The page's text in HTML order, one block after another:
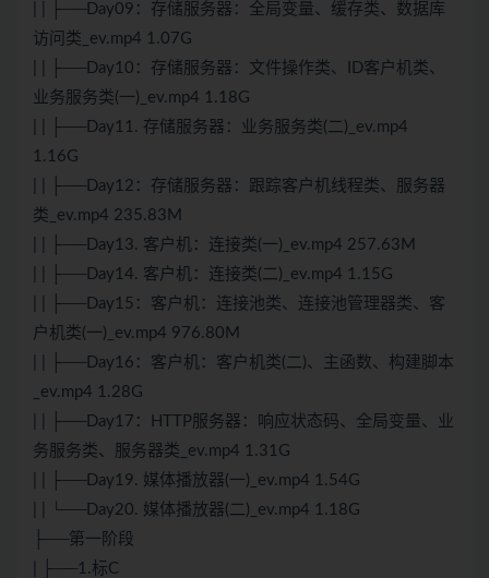
| | ├──Day09：存储服务器：全局变量、缓存类、数据库
访问类_ev.mp4 1.07G
| | ├──Day10：存储服务器：文件操作类、ID客户机类、
业务服务类(一)_ev.mp4 1.18G
| | ├──Day11. 存储服务器：业务服务类(二)_ev.mp4
1.16G
| | ├──Day12：存储服务器：跟踪客户机线程类、服务器
类_ev.mp4 235.83M
| | ├──Day13. 客户机：连接类(一)_ev.mp4 257.63M
| | ├──Day14. 客户机：连接类(二)_ev.mp4 1.15G
| | ├──Day15：客户机：连接池类、连接池管理器类、客
户机类(一)_ev.mp4 976.80M
| | ├──Day16：客户机：客户机类(二)、主函数、构建脚本
_ev.mp4 1.28G
| | ├──Day17：HTTP服务器：响应状态码、全局变量、业
务服务类、服务器类_ev.mp4 1.31G
| | ├──Day19. 媒体播放器(一)_ev.mp4 1.54G
| | └──Day20. 媒体播放器(二)_ev.mp4 1.18G
├──第一阶段
| ├──1.标C